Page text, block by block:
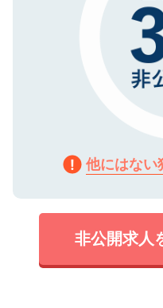
他にはない
非公開求人